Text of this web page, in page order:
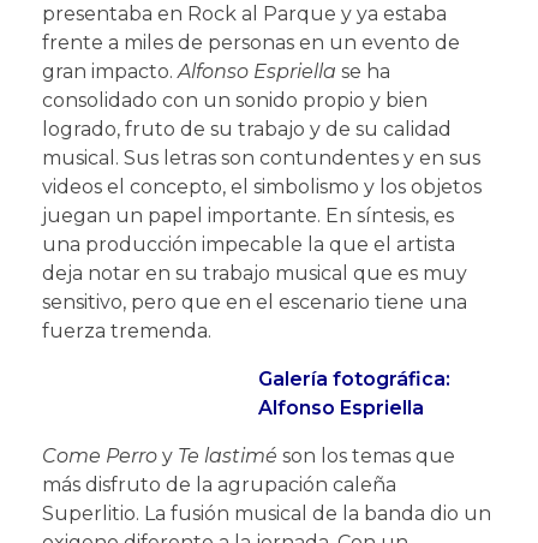
presentaba en Rock al Parque y ya estaba
frente a miles de personas en un evento de
gran impacto. Alfonso Espriella se ha
consolidado con un sonido propio y bien
logrado, fruto de su trabajo y de su calidad
musical. Sus letras son contundentes y en sus
videos el concepto, el simbolismo y los objetos
juegan un papel importante. En síntesis, es
una producción impecable la que el artista
deja notar en su trabajo musical que es muy
sensitivo, pero que en el escenario tiene una
fuerza tremenda.
Galería fotográfica:
Alfonso Espriella
Come Perro y Te lastimé son los temas que
más disfruto de la agrupación caleña
Superlitio. La fusión musical de la banda dio un